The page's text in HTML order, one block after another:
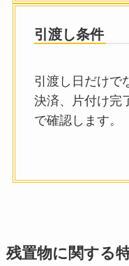
引渡し条件
引渡し日だけで
決済、片付け完
で確認します。
残置物に関する